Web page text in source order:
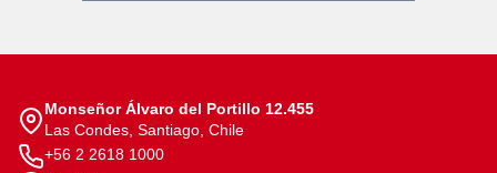
Monseñor Álvaro del Portillo 12.455
Las Condes, Santiago, Chile
+56 2 2618 1000